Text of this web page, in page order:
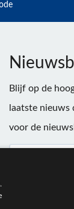
Blijf op de
laatste nieuws
voor de